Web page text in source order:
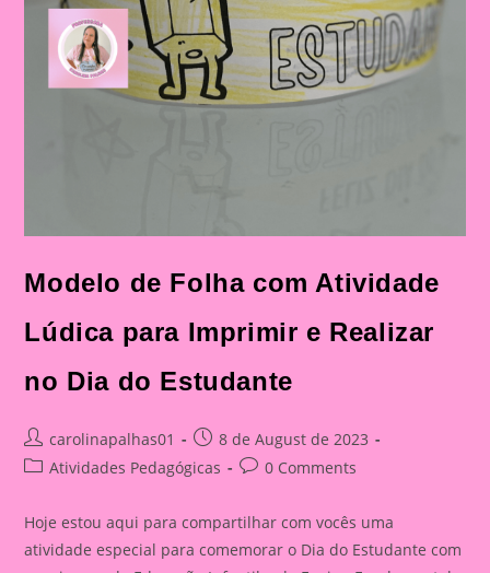
Modelo de Folha com Atividade
Lúdica para Imprimir e Realizar
no Dia do Estudante
Post
author:
carolinapalhas01
Post
published:
8 de August de 2023
PostAtividades Pedagógicas
Post0 Comments
Hoje estou aqui para compartilhar com vocês uma
atividade especial para comemorar o Dia do Estudante com